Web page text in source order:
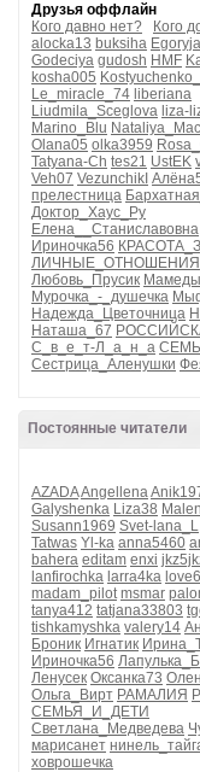
Друзья оффлайн
Кого давно нет?
Кого
alocka13 buksiha Egoryja
Godeciya gudosh HMF
kosha005
Le_miracle_74 liberiana
Liudmila_Sceglova liza-
Marino_Blu
Olana05 olka3959
Tatyana-Ch tes21 UstEK
Veh07 VezunchikI
прелестница
Доктор_Хаус_Ру
Елена__Станиславовна
Ириночка56
ЛИЧНЫЕ_ОТНОШЕНИЯ
Любовь_Прусик
Мурочка_-_душечка
Надежда_Цветочница
Наташа_67
С_в_е_т-Л_а_н_а
Сестрица_Аленушки
Постоянные читатели
AZADAAngellena
Galyshenka Liza38
Susann1969 Svet-lana_L
Tatwas Yl-ka anna5460
bahera editam enxi
lanfirochka larra4ka
madam_pilot msmar
tanya412 tatjana33803
tishkamyshka valery14
Броник Игнатик
Ириночка56
Ленусек Оксанка73
Ольга_Вирт РАМАЛИЯ
СЕМЬЯ_И_ДЕТИ
Светлана_Медведева
марисанет
ховрошечка